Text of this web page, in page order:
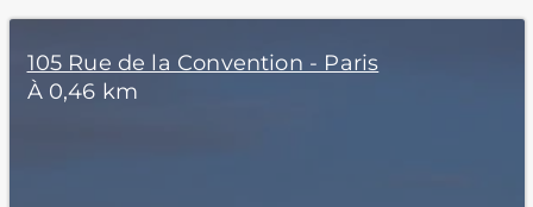
105 Rue de la Convention - Paris
À 0,46 km